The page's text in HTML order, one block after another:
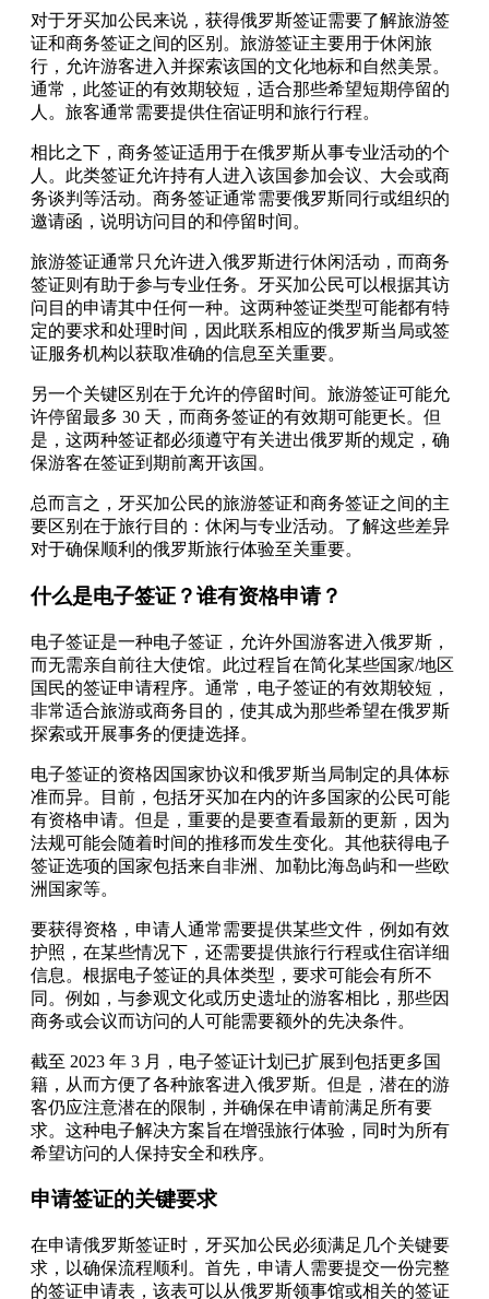
对于牙买加公民来说，获得俄罗斯签证需要了解旅游签
证和商务签证之间的区别。旅游签证主要用于休闲旅
行，允许游客进入并探索该国的文化地标和自然美景。
通常，此签证的有效期较短，适合那些希望短期停留的
人。旅客通常需要提供住宿证明和旅行行程。
相比之下，商务签证适用于在俄罗斯从事专业活动的个
人。此类签证允许持有人进入该国参加会议、大会或商
务谈判等活动。商务签证通常需要俄罗斯同行或组织的
邀请函，说明访问目的和停留时间。
旅游签证通常只允许进入俄罗斯进行休闲活动，而商务
签证则有助于参与专业任务。牙买加公民可以根据其访
问目的申请其中任何一种。这两种签证类型可能都有特
定的要求和处理时间，因此联系相应的俄罗斯当局或签
证服务机构以获取准确的信息至关重要。
另一个关键区别在于允许的停留时间。旅游签证可能允
许停留最多 30 天，而商务签证的有效期可能更长。但
是，这两种签证都必须遵守有关进出俄罗斯的规定，确
保游客在签证到期前离开该国。
总而言之，牙买加公民的旅游签证和商务签证之间的主
要区别在于旅行目的：休闲与专业活动。了解这些差异
对于确保顺利的俄罗斯旅行体验至关重要。
什么是电子签证？谁有资格申请？
电子签证是一种电子签证，允许外国游客进入俄罗斯，
而无需亲自前往大使馆。此过程旨在简化某些国家/地区
国民的签证申请程序。通常，电子签证的有效期较短，
非常适合旅游或商务目的，使其成为那些希望在俄罗斯
探索或开展事务的便捷选择。
电子签证的资格因国家协议和俄罗斯当局制定的具体标
准而异。目前，包括牙买加在内的许多国家的公民可能
有资格申请。但是，重要的是要查看最新的更新，因为
法规可能会随着时间的推移而发生变化。其他获得电子
签证选项的国家包括来自非洲、加勒比海岛屿和一些欧
洲国家等。
要获得资格，申请人通常需要提供某些文件，例如有效
护照，在某些情况下，还需要提供旅行行程或住宿详细
信息。根据电子签证的具体类型，要求可能会有所不
同。例如，与参观文化或历史遗址的游客相比，那些因
商务或会议而访问的人可能需要额外的先决条件。
截至 2023 年 3 月，电子签证计划已扩展到包括更多国
籍，从而方便了各种旅客进入俄罗斯。但是，潜在的游
客仍应注意潜在的限制，并确保在申请前满足所有要
求。这种电子解决方案旨在增强旅行体验，同时为所有
希望访问的人保持安全和秩序。
申请签证的关键要求
在申请俄罗斯签证时，牙买加公民必须满足几个关键要
求，以确保流程顺利。首先，申请人需要提交一份完整
的签证申请表，该表可以从俄罗斯领事馆或相关的签证